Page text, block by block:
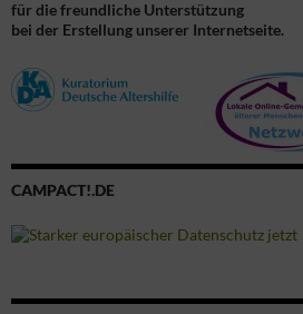
für die freundliche Unterstützung
bei der Erstellung unserer Internetseite.
CAMPACT!.DE